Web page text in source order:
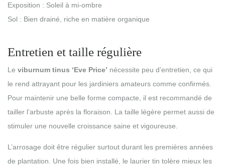
Exposition : Soleil à mi-ombre
Sol : Bien drainé, riche en matière organique
Entretien et taille régulière
Le viburnum tinus ‘Eve Price’ nécessite peu d’entretien, ce qui
le rend attrayant pour les jardiniers amateurs comme confirmés.
Pour maintenir une belle forme compacte, il est recommandé de
tailler l’arbuste après la floraison. La taille légère permet aussi de
stimuler une nouvelle croissance saine et vigoureuse.
L’arrosage doit être régulier surtout durant les premières années
de plantation. Une fois bien installé, le laurier tin tolère mieux les